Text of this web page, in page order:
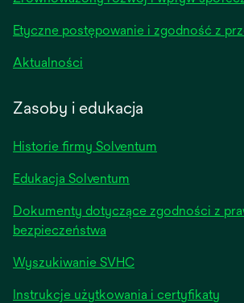
Etyczne postępowanie i zgodność z
Aktualności
tab
Zasoby i edukacja
Historie firmy Solventum
Edukacja Solventum
Dokumenty dotyczące zgodności z
bezpieczeństwa
Wyszukiwanie SVHC
Instrukcje użytkowania i certyfikaty